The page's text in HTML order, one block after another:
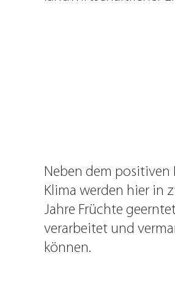
Neben dem positiven
Klima werden hier in
Jahre Früchte
verarbeitet und
können.